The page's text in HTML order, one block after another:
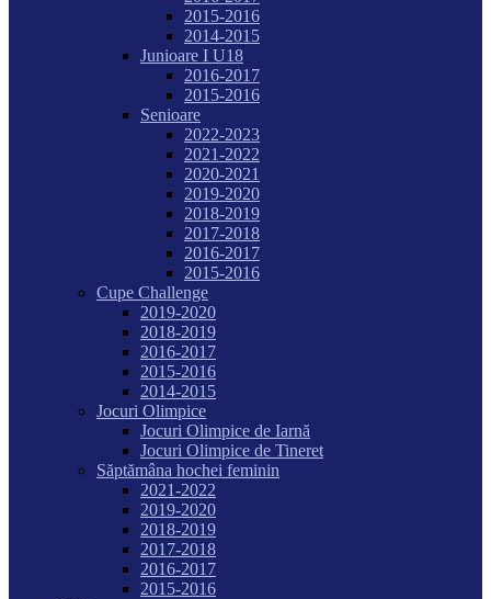
2015-2016
2014-2015
Junioare I U18
2016-2017
2015-2016
Senioare
2022-2023
2021-2022
2020-2021
2019-2020
2018-2019
2017-2018
2016-2017
2015-2016
Cupe Challenge
2019-2020
2018-2019
2016-2017
2015-2016
2014-2015
Jocuri Olimpice
Jocuri Olimpice de Iarnă
Jocuri Olimpice de Tineret
Săptămâna hochei feminin
2021-2022
2019-2020
2018-2019
2017-2018
2016-2017
2015-2016